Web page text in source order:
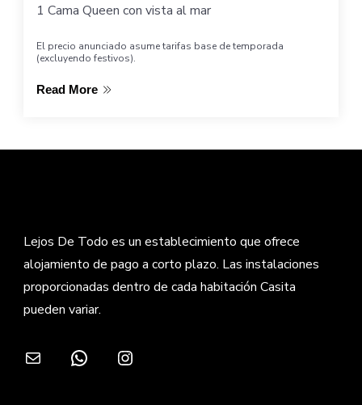
1 Cama Queen con vista al mar
El precio anunciado asume tarifas base de temporada
(excluyendo festivos).
Read More
Lejos De Todo es un establecimiento que ofrece
alojamiento de pago a corto plazo. Las instalaciones
proporcionadas dentro de cada habitación Casita
pueden variar.
Correo electrónico
WhatsAppInstagram